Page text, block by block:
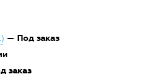
— Под заказ
заказ